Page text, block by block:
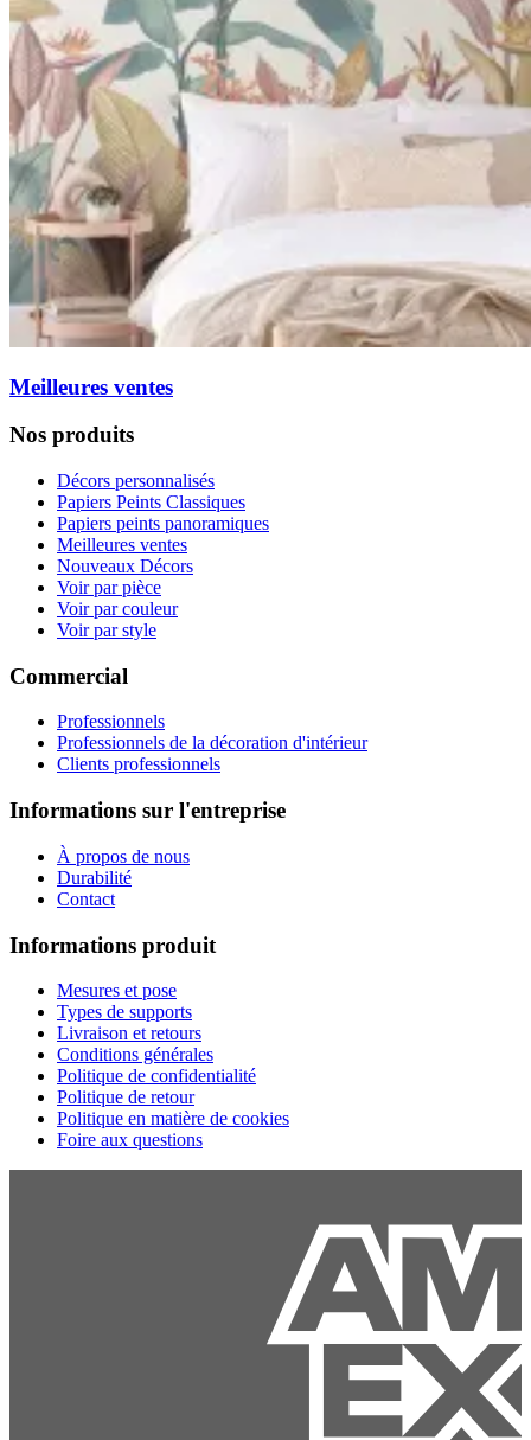
Meilleures ventes
Nos produits
Décors personnalisés
Papiers Peints Classiques
Papiers peints panoramiques
Meilleures ventes
Nouveaux Décors
Voir par pièce
Voir par couleur
Voir par style
Commercial
Professionnels
Professionnels de la décoration d'intérieur
Clients professionnels
Informations sur l'entreprise
À propos de nous
Durabilité
Contact
Informations produit
Mesures et pose
Types de supports
Livraison et retours
Conditions générales
Politique de confidentialité
Politique de retour
Politique en matière de cookies
Foire aux questions